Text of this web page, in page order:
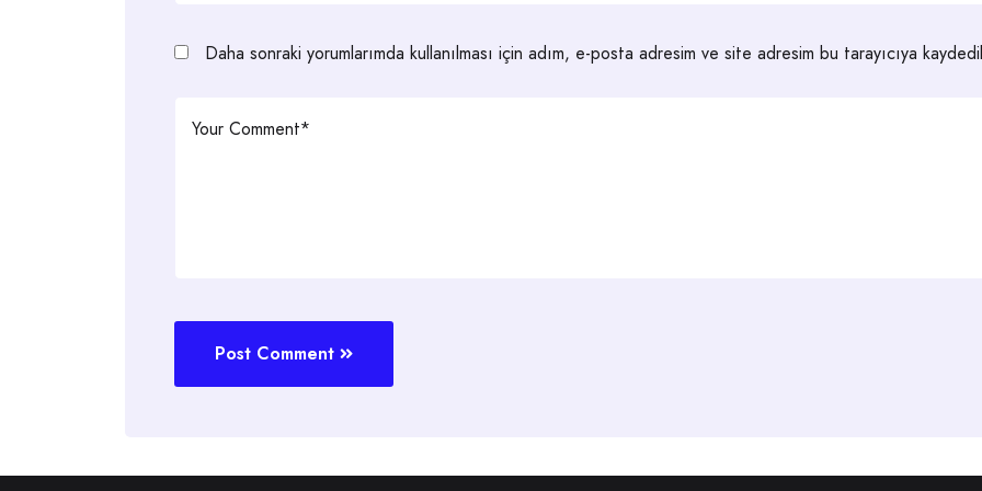
Daha sonraki yorumlarımda kullanılması için adım, e-posta adresim ve site adresim bu tarayıcıya
Post Comment